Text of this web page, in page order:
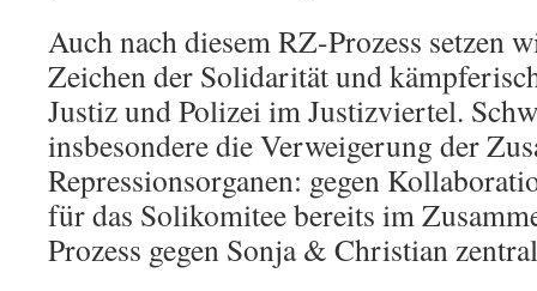
Auch nach diesem RZ-Prozess setzen
Zeichen der Solidarität und
Justiz und Polizei im Justizviertel.
insbesondere die Verweigerung der
Repressionsorganen: gegen
für das Solikomitee bereits im
Prozess gegen Sonja & Christian